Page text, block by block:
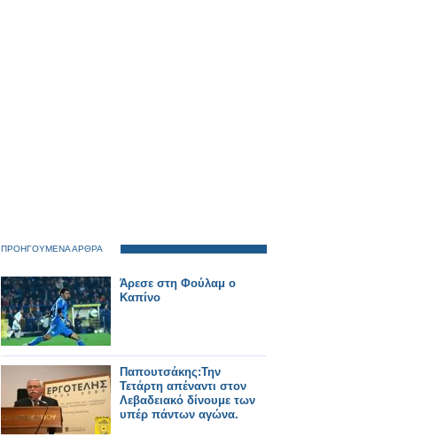
ΠΡΟΗΓΟΥΜΕΝΑ ΑΡΘΡΑ
Άρεσε στη Φούλαμ ο
Καπίνο
Παπουτσάκης:Την
Τετάρτη απέναντι στον
Λεβαδειακό δίνουμε των
υπέρ πάντων αγώνα.